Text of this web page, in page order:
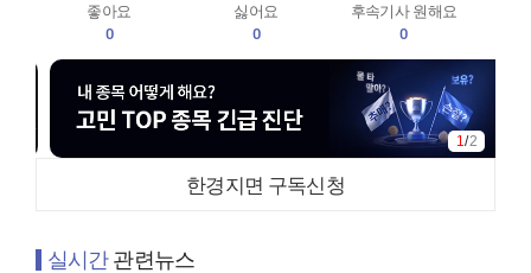
좋아요
0
싫어요
0
후속기사 원해요
0
1/2
한경지면 구독신청
실시간관련뉴스